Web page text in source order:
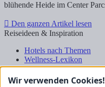
blühende Heide im Center
Den ganzen Artikel lesen
Reiseideen & Inspiration
Hotels nach Themen
Wellness-Lexikon
Business-Lexikon
Urlaubsregionen in
Wir verwenden Cookies!